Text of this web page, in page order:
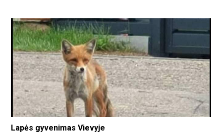
Lapės gyvenimas Vievyje